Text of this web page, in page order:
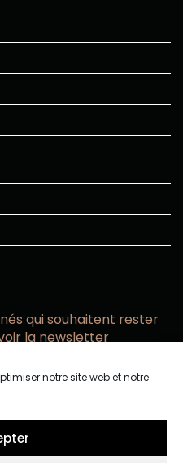
notre site web et notre
qui souhaitent rester
la newsletter